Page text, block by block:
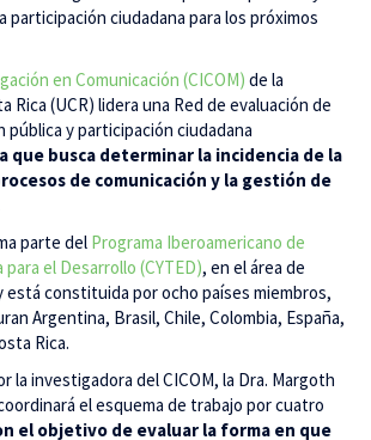
ciudadana para los próximos
en Comunicación (CICOM) de la
Rica (UCR) lidera una Red de evaluación de
y participación ciudadana
que busca determinar la incidencia de la
de comunicación y la gestión de
parte del Programa Iberoamericano de
el Desarrollo (CYTED), en el área de
está constituida por ocho países miembros,
Argentina, Brasil, Chile, Colombia, España,
Rica.
la investigadora del CICOM, la Dra. Margoth
el esquema de trabajo por cuatro
el objetivo de evaluar la forma en que